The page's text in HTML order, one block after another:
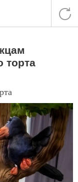
торта